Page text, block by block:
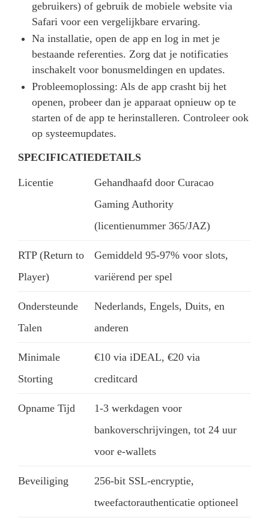
gebruikers) of gebruik de mobiele website via
Safari voor een vergelijkbare ervaring.
Na installatie, open de app en log in met je
bestaande referenties. Zorg dat je notificaties
inschakelt voor bonusmeldingen en updates.
Probleemoplossing: Als de app crasht bij het
openen, probeer dan je apparaat opnieuw op te
starten of de app te herinstalleren. Controleer ook
op systeemupdates.
SPECIFICATIEDETAILS
Licentie
Gehandhaafd door Curacao
Gaming Authority
(licentienummer 365/JAZ)
RTP (Return to
Player)
Gemiddeld 95-97% voor slots,
variërend per spel
Ondersteunde
Talen
Nederlands, Engels, Duits, en
anderen
Minimale
Storting
€10 via iDEAL, €20 via
creditcard
Opname Tijd
1-3 werkdagen voor
bankoverschrijvingen, tot 24 uur
voor e-wallets
Beveiliging
256-bit SSL-encryptie,
tweefactorauthenticatie optioneel